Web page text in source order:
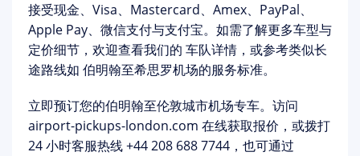
接受现金、Visa、Mastercard、Amex、PayPal、
Apple Pay、微信支付与支付宝。如需了解更多车型与
定价细节，欢迎查看我们的 车队详情 ，或参考类似长
途路线如 伯明翰至希思罗机场的服务标准。
立即预订您的伯明翰至伦敦城市机场专车。 访问
airport-pickups-london.com 在线获取报价，或拨打
24 小时客服热线+44 208 688 7744 ，也可通过